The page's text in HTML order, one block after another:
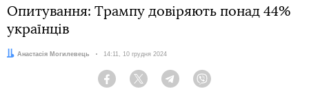
Опитування: Трампу довіряють понад 44%
українців
Автор:
Анастасія Могилевець Дата:
14:11, 10 грудня 2024
Facebook Twitter Telegram